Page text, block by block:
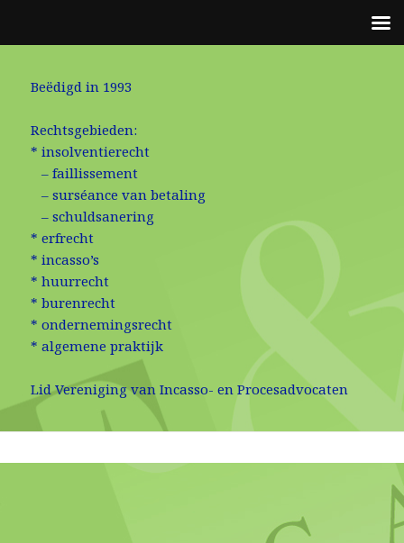
Beëdigd in 1993
Rechtsgebieden:
* insolventierecht
– faillissement
– surséance van betaling
– schuldsanering
* erfrecht
* incasso’s
* huurrecht
* burenrecht
* ondernemingsrecht
* algemene praktijk
Lid Vereniging van Incasso- en Procesadvocaten